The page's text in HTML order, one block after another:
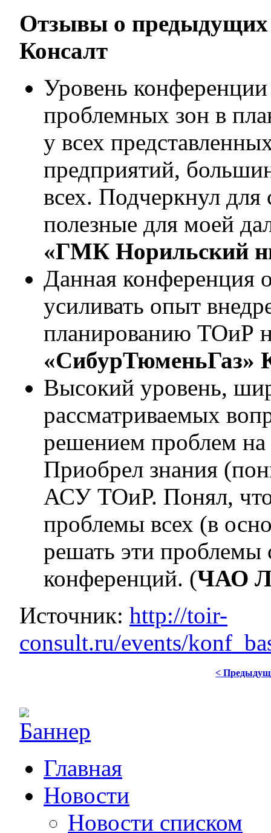
Отзывы о
Консалт
Уровень
проблемных зон в
у всех
предприятий,
всех. Подчеркнул для
полезные для моей
«ГМК Норильский
Данная конференция
усиливать опыт
планированию ТОиР
«СибурТюменьГаз»
Высокий уровень,
рассматриваемых
решением проблем на
Приобрел знания
АСУ ТОиР. Понял, что
проблемы всех (в
решать эти проблемы
конференций. (ЧАО
Источник:http://toir-
consult.ru/events/
<
Главная
Новости
Новости списком